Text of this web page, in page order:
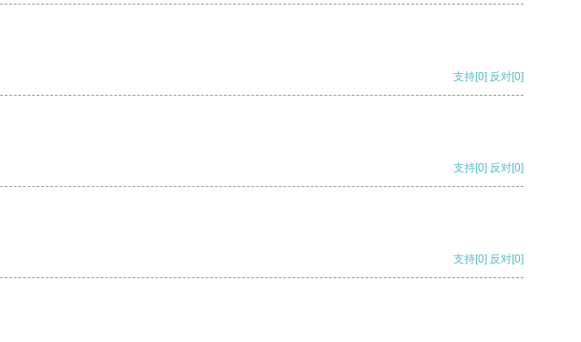
支持[0] 反对[0]
支持[0] 反对[0]
支持[0] 反对[0]